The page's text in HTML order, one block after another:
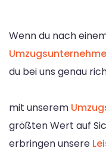
Wenn du nach
du bei uns genau
mit unserem
größten Wert auf
erbringen unsere